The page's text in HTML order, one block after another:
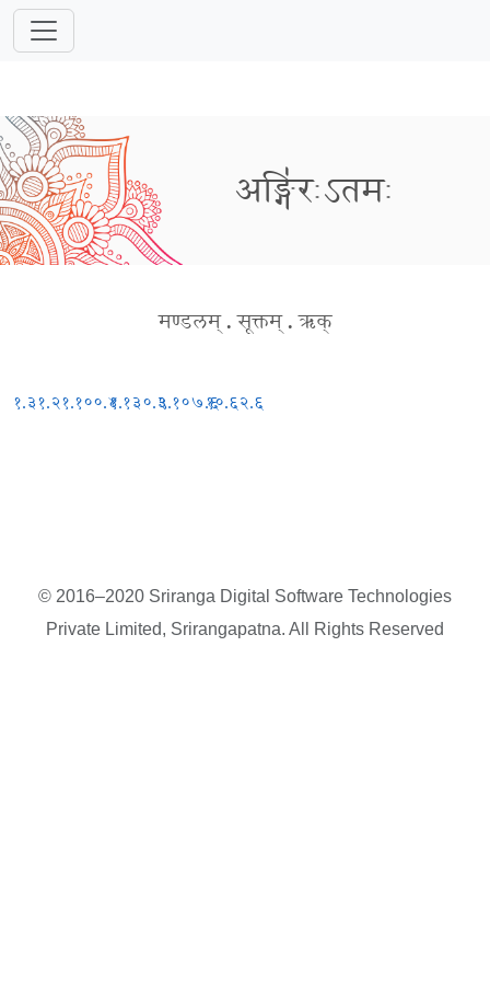
अङ्गि॑रःऽतमः
मण्डलम् . सूक्तम् . ऋक्
१.३१.२१.१००.४१.१३०.३९.१०७.६१०.६२.६
© 2016–2020 Sriranga Digital Software Technologies
Private Limited, Srirangapatna. All Rights Reserved